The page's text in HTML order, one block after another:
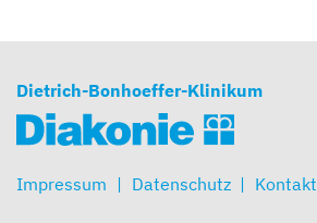
Dietrich-Bonhoeffer-Klinikum
Impressum Datenschutz Kontakt